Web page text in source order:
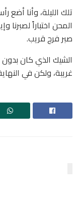
تلك الليلة، وأنا أضع
المحن اختباراً
صبر فرج قريب.
الشيك الذي كان بدون
غريبة، ولكن في